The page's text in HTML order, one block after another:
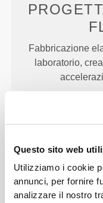
Questo sito web
Utilizziamo i cookie
annunci, per fornire
analizzare il nostro
Fabbricazione
laboratorio,
PIÙ DI
Tecnologia delle